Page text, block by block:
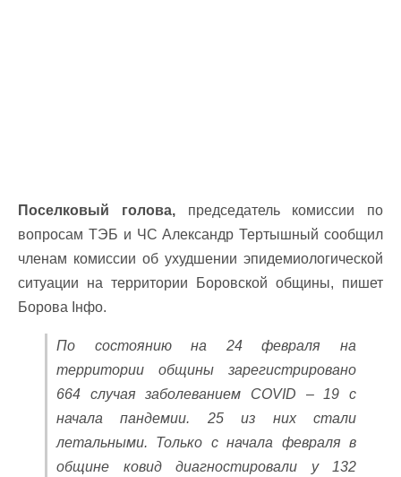
Поселковый голова,председатель комиссии по
вопросам ТЭБ и ЧС Александр Тертышный сообщил
членам комиссии об ухудшении эпидемиологической
ситуации на территории Боровской общины, пишет
Борова Інфо.
По состоянию на 24 февраля на
территории общины зарегистрировано
664 случая заболеванием COVID – 19 с
начала пандемии. 25 из них стали
летальными. Только с начала февраля в
общине ковид диагностировали у 132